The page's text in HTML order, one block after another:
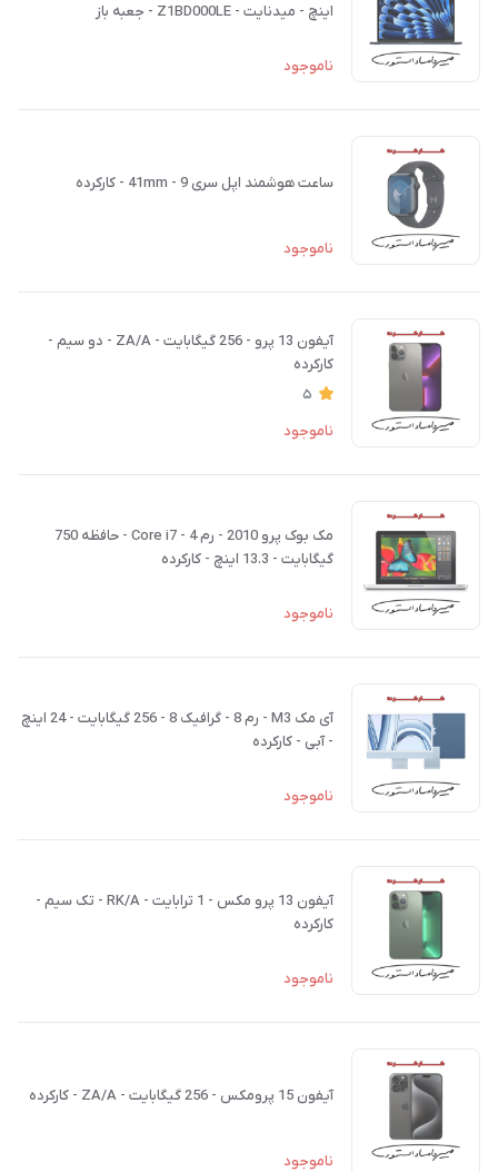
اینچ - میدنایت - Z1BD000LE - جعبه باز
ناموجود
ساعت هوشمند اپل سری 9 - 41mm - کارکرده
ناموجود
آیفون 13 پرو - 256 گیگابایت - ZA/A - دو سیم -
کارکرده
5
ناموجود
مک بوک پرو 2010 - رم 4 - Core i7 - حافظه 750
گیگابایت - 13.3 اینچ - کارکرده
ناموجود
آی مک M3 - رم 8 - گرافیک 8 - 256 گیگابایت - 24 اینچ
- آبی - کارکرده
ناموجود
آیفون 13 پرو مکس - 1 ترابایت - RK/A - تک سیم -
کارکرده
ناموجود
آیفون 15 پرومکس - 256 گیگابایت - ZA/A - کارکرده
ناموجود